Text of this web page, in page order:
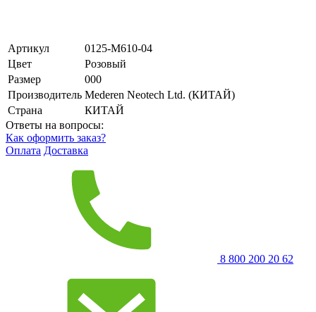
Артикул
0125-M610-04
Цвет
Розовый
Размер
000
Производитель Mederen Neotech Ltd. (КИТАЙ)
Страна
КИТАЙ
Ответы на вопросы:
Как оформить заказ?
Оплата Доставка
8 800 200 20 62